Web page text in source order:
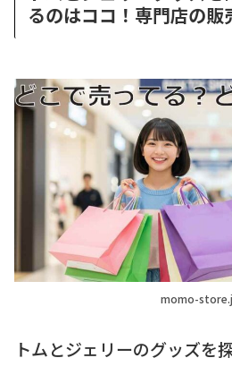
るのはココ！専門店の販
momo-
トムとジェリーのグッズを